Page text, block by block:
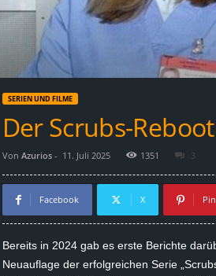
d
–
E
i
n
SERIEN UND FILME
Der Scrubs-
Von Azurios- 11. Juli 2025 1351 3
Facebook X
Bereits in 2024 gab es erste Berichte
Neuauflage der erfolgreichen Serie „